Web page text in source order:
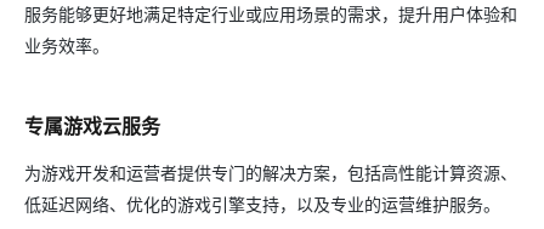
服务能够更好地满足特定行业或应用场景的需求，提升用户体验和
业务效率。
专属游戏云服务
为游戏开发和运营者提供专门的解决方案，包括高性能计算资源、
低延迟网络、优化的游戏引擎支持，以及专业的运营维护服务。